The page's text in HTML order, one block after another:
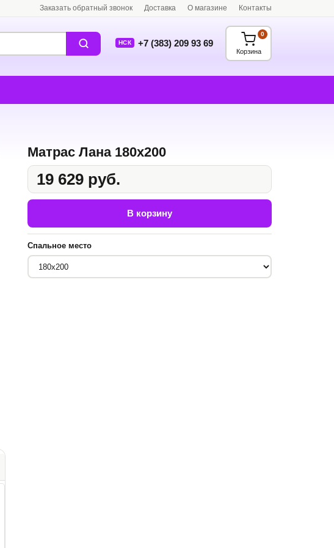
Заказать обратный звонок Доставка О магазине Контакты
НСК +7 (383) 209 93 69
Корзина
0
Матрас Лана 180x200
19 629 руб.
В корзину
Спальное место